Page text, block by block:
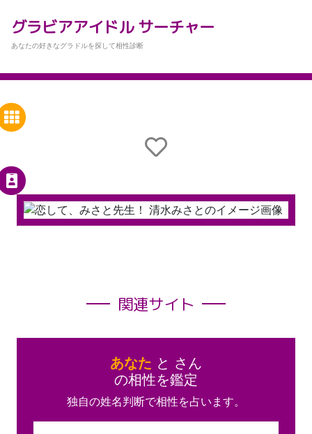
グラビアアイドル サーチャー
あなたの好きなグラドルを探して相性診断
関連サイト
あなた と さん
の相性を鑑定
独自の姓名判断で相性を占います。